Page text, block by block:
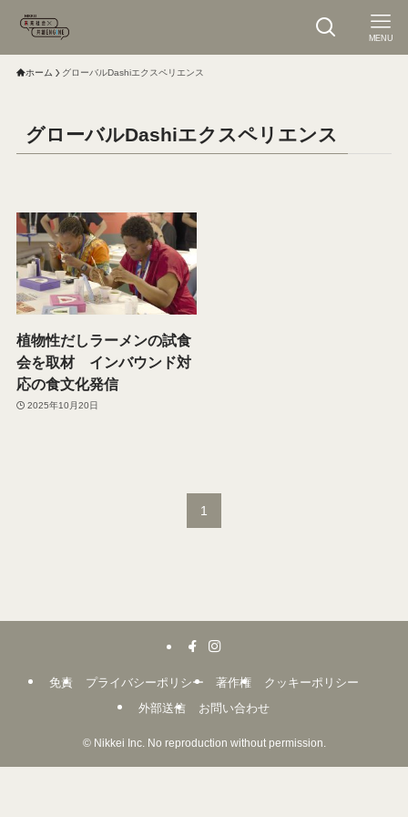
MENU
ホーム グローバルDashiエクスペリエンス
グローバルDashiエクスペリエンス
植物性だしラーメンの試食
会を取材 インバウンド対
応の食文化発信
2025年10月20日
1
免責 プライバシーポリシー 著作権
クッキーポリシー
外部送信
お問い合わせ
©Nikkei Inc. No reproduction without permission.